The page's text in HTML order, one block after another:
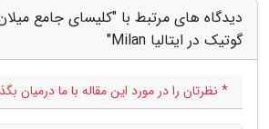
دیدگاه های مرتبط با "کلیسای جامع
گوتیک در ایتالیا Milan"
* نظرتان را در مورد این مقاله با ما درمیان